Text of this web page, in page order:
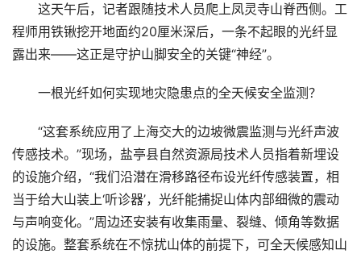
这天午后，记者跟随技术人员爬上凤灵寺山脊西侧。工
程师用铁锹挖开地面约20厘米深后，一条不起眼的光纤显
露出来——这正是守护山脚安全的关键“神经”。
一根光纤如何实现地灾隐患点的全天候安全监测？
“这套系统应用了上海交大的边坡微震监测与光纤声波
传感技术。”现场，盐亭县自然资源局技术人员指着新埋设
的设施介绍，“我们沿潜在滑移路径布设光纤传感装置，相
当于给大山装上‘听诊器’，光纤能捕捉山体内部细微的震动
与声响变化。”周边还安装有收集雨量、裂缝、倾角等数据
的设施。整套系统在不惊扰山体的前提下，可全天候感知山